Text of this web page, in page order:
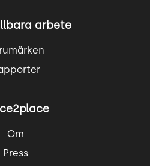
arbete
Om
Press